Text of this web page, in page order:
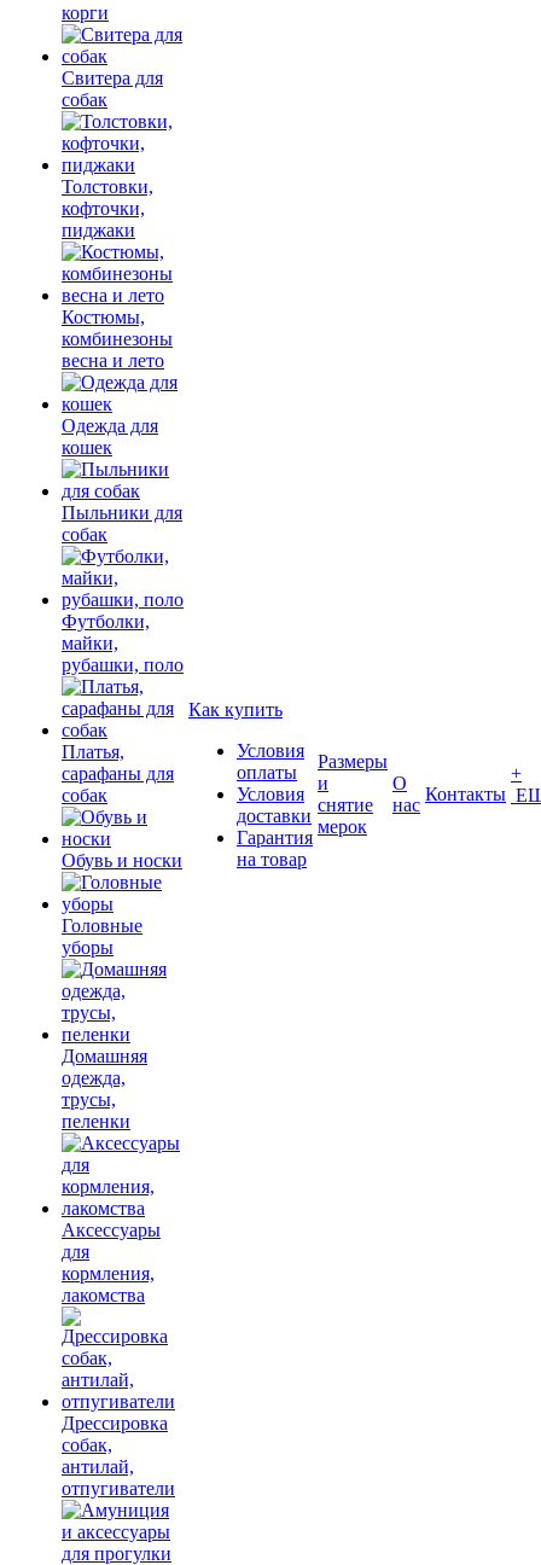
корги
Свитера для
собак
Толстовки,
кофточки,
пиджаки
Костюмы,
комбинезоны
весна и лето
Одежда для
кошек
Пыльники для
собак
Футболки,
майки,
рубашки, поло
Платья,
сарафаны для
собак
Обувь и носки
Головные
уборы
Домашняя
одежда,
трусы,
пеленки
Аксессуары
для
кормления,
лакомства
Дрессировка
собак,
антилай,
отпугиватели
Как купить
Условия
оплаты
Условия
доставки
Гарантия
на товар
Размеры
и
снятие
мерок
О
нас
Контакты
+